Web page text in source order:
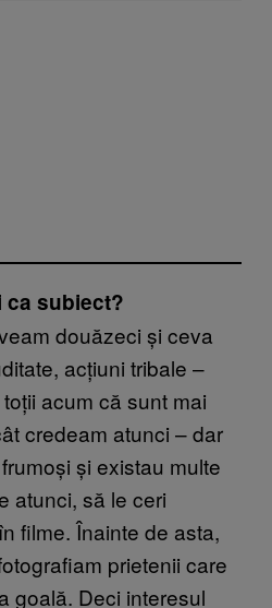
ca subiect?
douăzeci și ceva
acțiuni tribale –
acum că sunt mai
credeam atunci – dar
și existau multe
atunci, să le ceri
filme. Înainte de asta,
prietenii care
goală. Deci interesul